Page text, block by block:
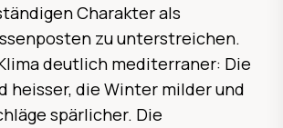
Charakter als
zu unterstreichen.
deutlich mediterraner: Die
heisser, die Winter milder und
spärlicher. Die